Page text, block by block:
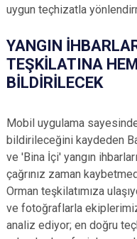
uygun teçhizatla
YANGIN
TEŞKİLATINA
BİLDİRİLECEK
Mobil uygulama
bildirileceğini kaydeden
ve 'Bina İçi' yangın
çağrınız zaman
Orman teşkilatımıza
ve fotoğraflarla ekiplerimiz
analiz ediyor; en doğru